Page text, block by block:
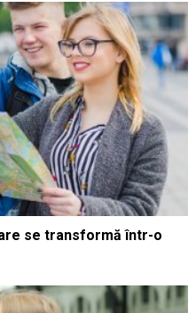
se transformă într-o